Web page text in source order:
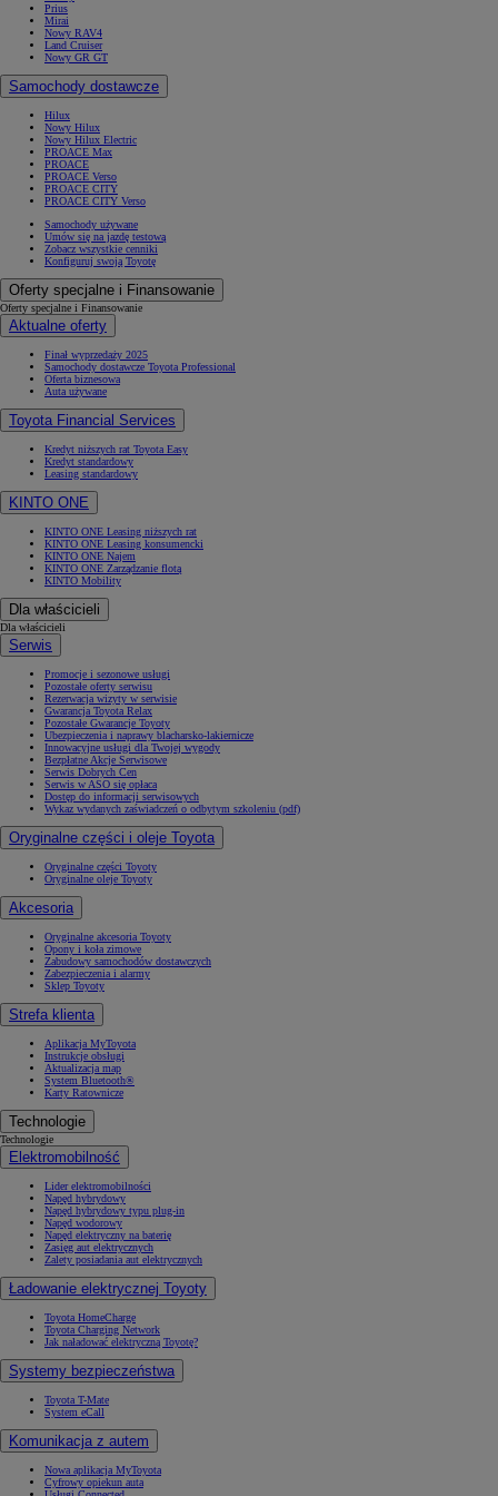
Prius
Mirai
Nowy RAV4
Land Cruiser
Nowy GR GT
Samochody dostawcze
Hilux
Nowy Hilux
Nowy Hilux Electric
PROACE Max
PROACE
PROACE Verso
PROACE CITY
PROACE CITY Verso
Samochody używane
Umów się na jazdę testową
Zobacz wszystkie cenniki
Konfiguruj swoją Toyotę
Oferty specjalne i Finansowanie
Oferty specjalne i Finansowanie
Aktualne oferty
Finał wyprzedaży 2025
Samochody dostawcze Toyota Professional
Oferta biznesowa
Auta używane
Toyota Financial Services
Kredyt niższych rat Toyota Easy
Kredyt standardowy
Leasing standardowy
KINTO ONE
KINTO ONE Leasing niższych rat
KINTO ONE Leasing konsumencki
KINTO ONE Najem
KINTO ONE Zarządzanie flotą
KINTO Mobility
Dla właścicieli
Dla właścicieli
Serwis
Promocje i sezonowe usługi
Pozostałe oferty serwisu
Rezerwacja wizyty w serwisie
Gwarancja Toyota Relax
Pozostałe Gwarancje Toyoty
Ubezpieczenia i naprawy blacharsko-lakiernicze
Innowacyjne usługi dla Twojej wygody
Bezpłatne Akcje Serwisowe
Serwis Dobrych Cen
Serwis w ASO się opłaca
Dostęp do informacji serwisowych
Wykaz wydanych zaświadczeń o odbytym szkoleniu (pdf)
Oryginalne części i oleje Toyota
Oryginalne części Toyoty
Oryginalne oleje Toyoty
Akcesoria
Oryginalne akcesoria Toyoty
Opony i koła zimowe
Zabudowy samochodów dostawczych
Zabezpieczenia i alarmy
Sklep Toyoty
Strefa klienta
Aplikacja MyToyota
Instrukcje obsługi
Aktualizacja map
System Bluetooth®
Karty Ratownicze
Technologie
Technologie
Elektromobilność
Lider elektromobilności
Napęd hybrydowy
Napęd hybrydowy typu plug-in
Napęd wodorowy
Napęd elektryczny na baterię
Zasięg aut elektrycznych
Zalety posiadania aut elektrycznych
Ładowanie elektrycznej Toyoty
Toyota HomeCharge
Toyota Charging Network
Jak naładować elektryczną Toyotę?
Systemy bezpieczeństwa
Toyota T-Mate
System eCall
Komunikacja z autem
Nowa aplikacja MyToyota
Cyfrowy opiekun auta